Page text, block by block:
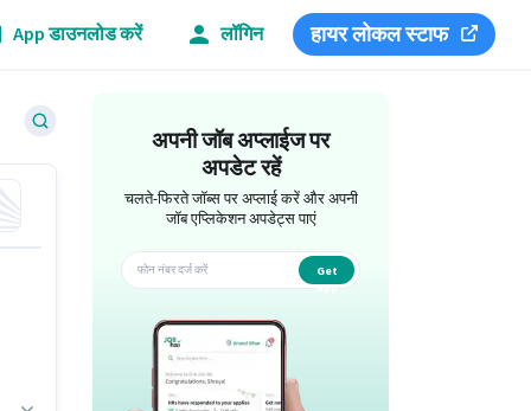
App डाउनलोड करें लॉगिन हायर लोकल स्टाफ
अपनी जॉब अप्लाईज पर
अपडेट रहें
चलते-फिरते जॉब्स पर अप्लाई करें और अपनी
जॉब एप्लिकेशन अपडेट्स पाएं
Get
app